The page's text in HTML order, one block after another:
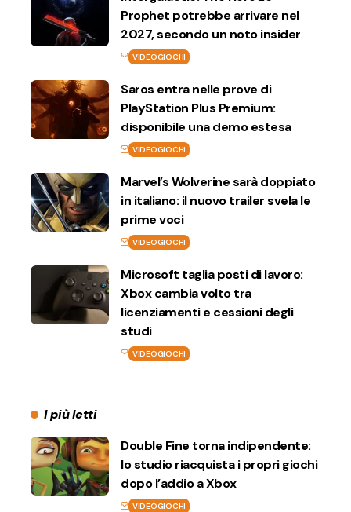
Prophet potrebbe arrivare nel
2027, secondo un noto insider
VIDEOGIOCHI
Saros entra nelle prove di
PlayStation Plus Premium:
disponibile una demo estesa
VIDEOGIOCHI
Marvel’s Wolverine sarà doppiato
in italiano: il nuovo trailer svela le
prime voci
VIDEOGIOCHI
Microsoft taglia posti di lavoro:
Xbox cambia volto tra
licenziamenti e cessioni degli
studi
VIDEOGIOCHI
I più letti
Double Fine torna indipendente:
lo studio riacquista i propri giochi
dopo l’addio a Xbox
VIDEOGIOCHI